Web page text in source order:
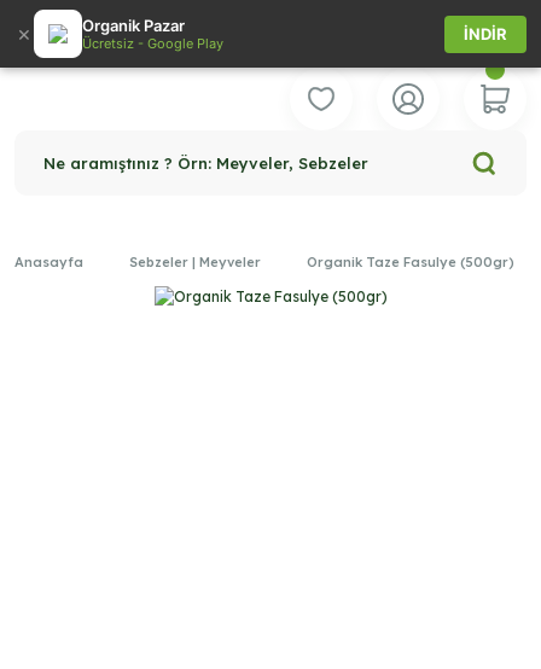
Ne aramıştınız ? Örn: Meyveler, Sebzeler
Anasayfa Sebzeler | Meyveler Organik Taze Fasulye (500gr)
× Organik Pazar
Ücretsiz - Google Play
İNDİR